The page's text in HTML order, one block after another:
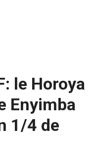
le Horoya
Enyimba
1/4 de